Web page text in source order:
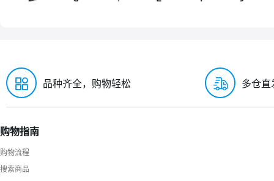
品种齐全，购物轻松 多仓直
购物指南
购物流程
搜索商品